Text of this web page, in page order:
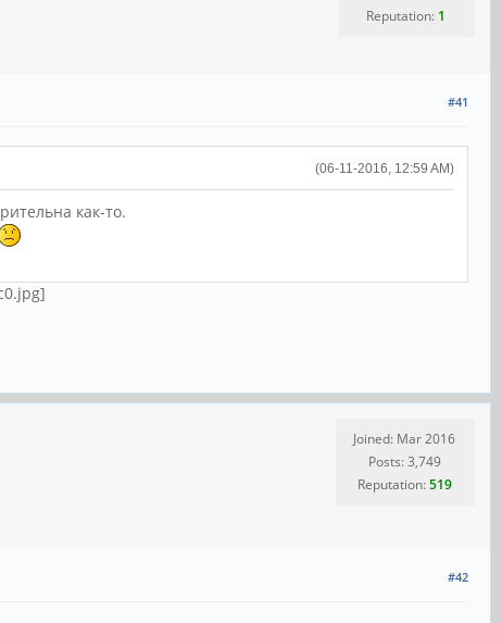
Reputation: 1
#41
(06-11-2016, 12:59 AM)
как-то.
Joined: Mar 2016
Posts: 3,749
Reputation:519
#42